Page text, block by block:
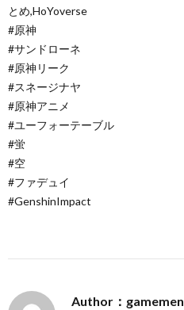
とめ,HoYoverse
#原神
#サンドローネ
#原神リーク
#スネージナヤ
#原神アニメ
#ユーフォーテーブル
#蛍
#空
#ファデュイ
#GenshinImpact
Author：gamemen